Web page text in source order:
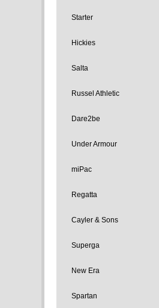
Starter
Hickies
Salta
Russel Athletic
Dare2be
Under Armour
miPac
Regatta
Cayler & Sons
Superga
New Era
Spartan